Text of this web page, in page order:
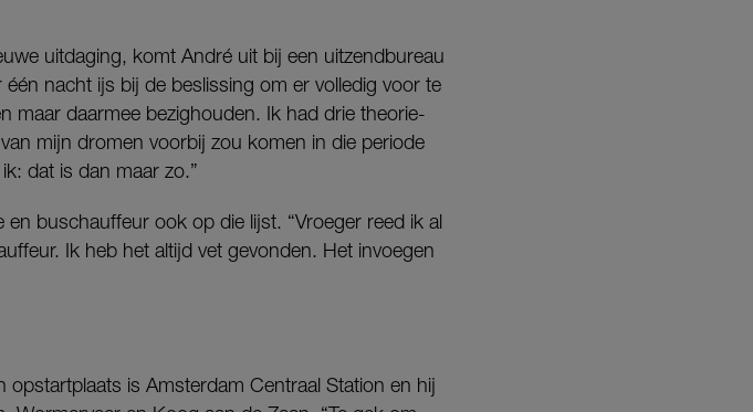
uitdaging, komt André uit bij een uitzendbureau
nacht ijs bij de beslissing om er volledig voor te
maar daarmee bezighouden. Ik had drie theorie-
mijn dromen voorbij zou komen in die periode
dat is dan maar zo.”
buschauffeur ook op die lijst. “Vroeger reed ik al
Ik heb het altijd vet gevonden. Het invoegen
is Amsterdam Centraal Station en hij